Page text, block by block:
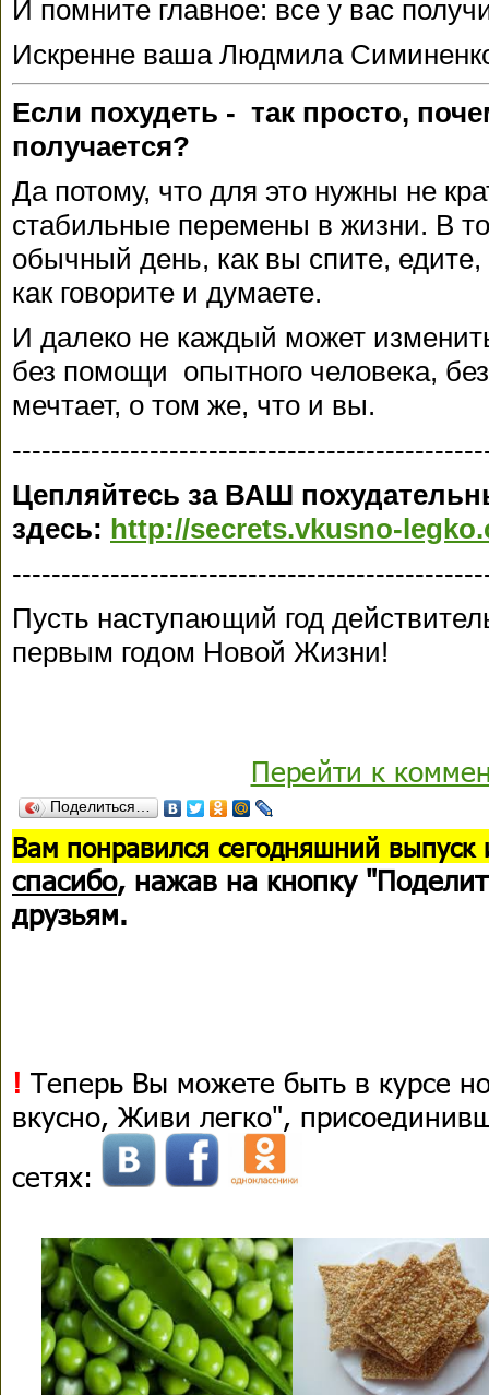
И помните главное: все у вас
Искренне ваша Людмила
Если похудеть - так просто,
получается?
Да потому, что для это нужны не
стабильные перемены в жизни. В
обычный день, как вы спите,
как говорите и думаете.
И далеко не каждый может
без помощи опытного человека,
мечтает, о том же, что и вы.
Цепляйтесь за ВАШ
здесь: http://secrets.vkusno-
Пусть наступающий год
первым годом Новой Жизни!
Перейти к
Поделиться…
Вам понравился сегодняшний выпуск
спасибо, нажав на кнопку
друзьям.
! Теперь Вы можете быть в курсе
вкусно, Живи легко",
сетях: